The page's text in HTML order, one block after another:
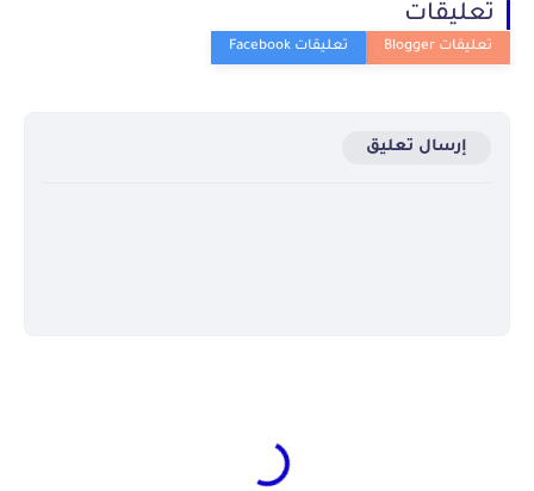
تعليقات
إرسال تعليق